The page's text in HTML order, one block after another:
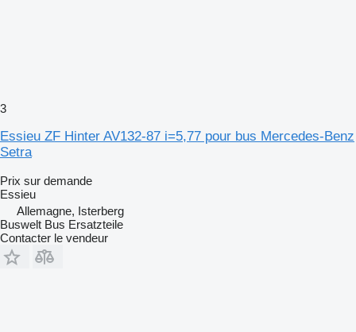
3
Essieu ZF Hinter AV132-87 i=5,77 pour bus Mercedes-Benz
Setra
Prix sur demande
Essieu
Allemagne, Isterberg
Buswelt Bus Ersatzteile
Contacter le vendeur